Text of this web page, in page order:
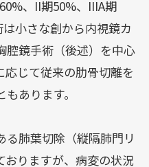
、II期50%、IIIA期
小さな創から内視鏡カ
腔鏡手術（後述）を中心
応じて従来の肋骨切離を
あります。
る肺葉切除（縦隔肺門リ
おりますが、病変の状況